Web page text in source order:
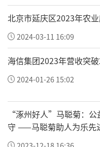
北京市延庆区2023年农
2024-03-11 16:09
海信集团2023年营收突
2024-01-26 15:02
“涿州好人”马聪菊：公
守 ——马聪菊助人为乐先